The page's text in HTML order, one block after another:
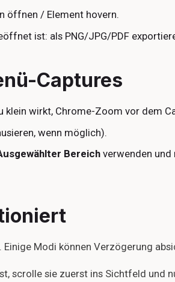
öffnen / Element hovern.
ist: als PNG/JPG/PDF
Captures
klein wirkt, Chrome-Zoom vor dem
wenn möglich).
Bereich verwenden und
Einige Modi können Verzögerung
scrolle sie zuerst ins Sichtfeld und